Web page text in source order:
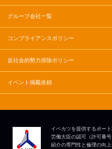
グループ会社一覧
コンプライアンスポリシー
反社会的勢力排除ポリシー
イベント掲載依頼